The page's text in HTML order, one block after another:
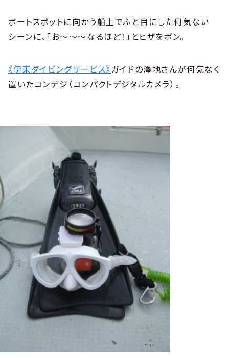
ボートスポットに向かう船上でふと目にした何気ない
シーンに、「お〜〜〜なるほど！」とヒザをポン。
《伊東ダイビングサービス》ガイドの澤地さんが何気なく
置いたコンデジ（コンパクトデジタルカメラ）。